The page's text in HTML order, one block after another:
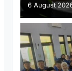
6 August